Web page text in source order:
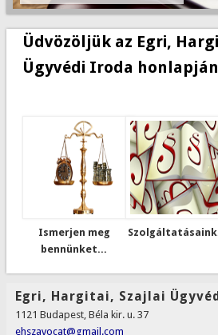
Üdvözöljük az Egri,
Ügyvédi Iroda
Ismerjen meg
bennünket...
Egri, Hargitai, Szajlai
1121 Budapest, Béla kir. u. 37
ehszavocat@gmail.com